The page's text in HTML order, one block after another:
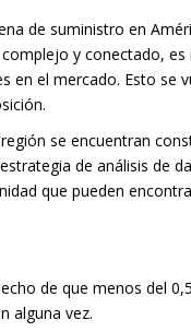
de suministro en
y conectado,
en el mercado. Esto se
se encuentran
de análisis de
que pueden
de que menos del
alguna vez.